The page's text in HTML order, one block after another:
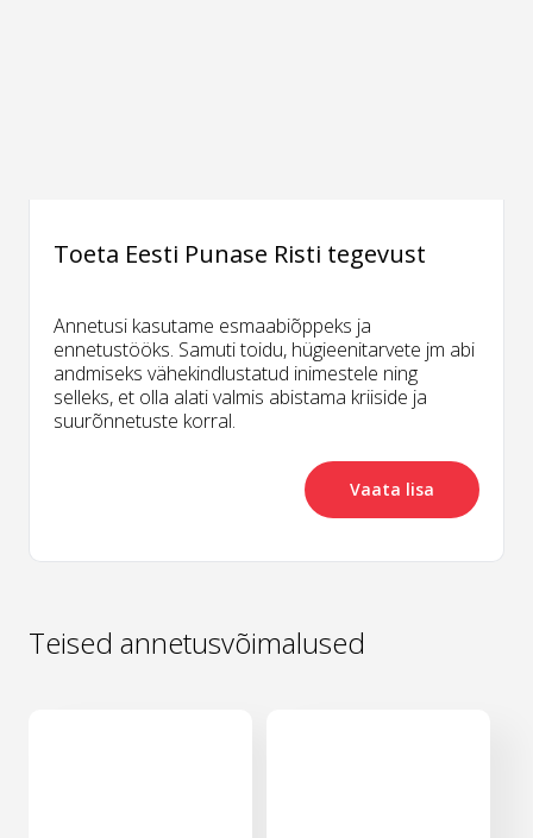
Toeta Eesti Punase Risti tegevust
Annetusi kasutame esmaabiõppeks ja
ennetustööks. Samuti toidu, hügieenitarvete jm abi
andmiseks vähekindlustatud inimestele ning
selleks, et olla alati valmis abistama kriiside ja
suurõnnetuste korral.
Vaata lisa
Teised annetusvõimalused